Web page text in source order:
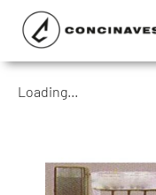
Loading...